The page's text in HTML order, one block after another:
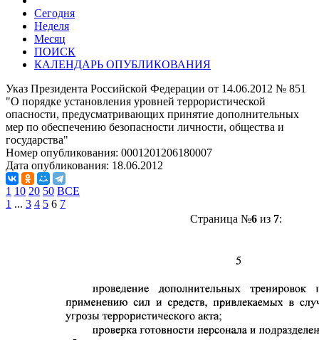
Сегодня
Неделя
Месяц
ПОИСК
КАЛЕНДАРЬ ОПУБЛИКОВАНИЯ
Указ Президента Российской Федерации от 14.06.2012 № 851
"О порядке установления уровней террористической
опасности, предусматривающих принятие дополнительных
мер по обеспечению безопасности личности, общества и
государства"
Номер опубликования: 0001201206180007
Дата опубликования: 18.06.2012
1 10 20 50 ВСЕ
1 ... 3 4 5 6 7
Страница №6из 7: